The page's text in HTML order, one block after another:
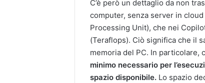
C’è però un dettaglio da non
computer, senza server in
Processing Unit), che nei
(Teraflops). Ciò significa che il
memoria del PC. In particolare,
minimo necessario per
spazio disponibile. Lo spazio